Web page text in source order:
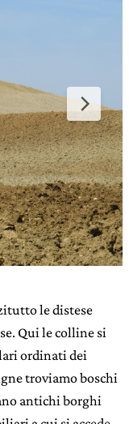
le distese
Qui le colline si
ordinati dei
troviamo boschi
antichi borghi